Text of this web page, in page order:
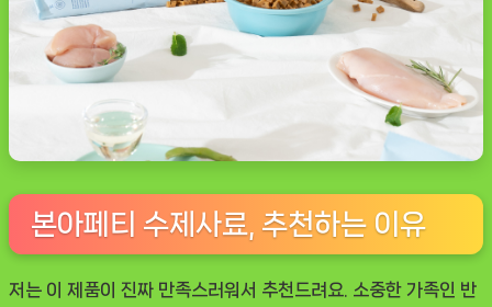
본아페티 수제사료, 추천하는 이유
저는 이 제품이 진짜 만족스러워서 추천드려요. 소중한 가족인 반